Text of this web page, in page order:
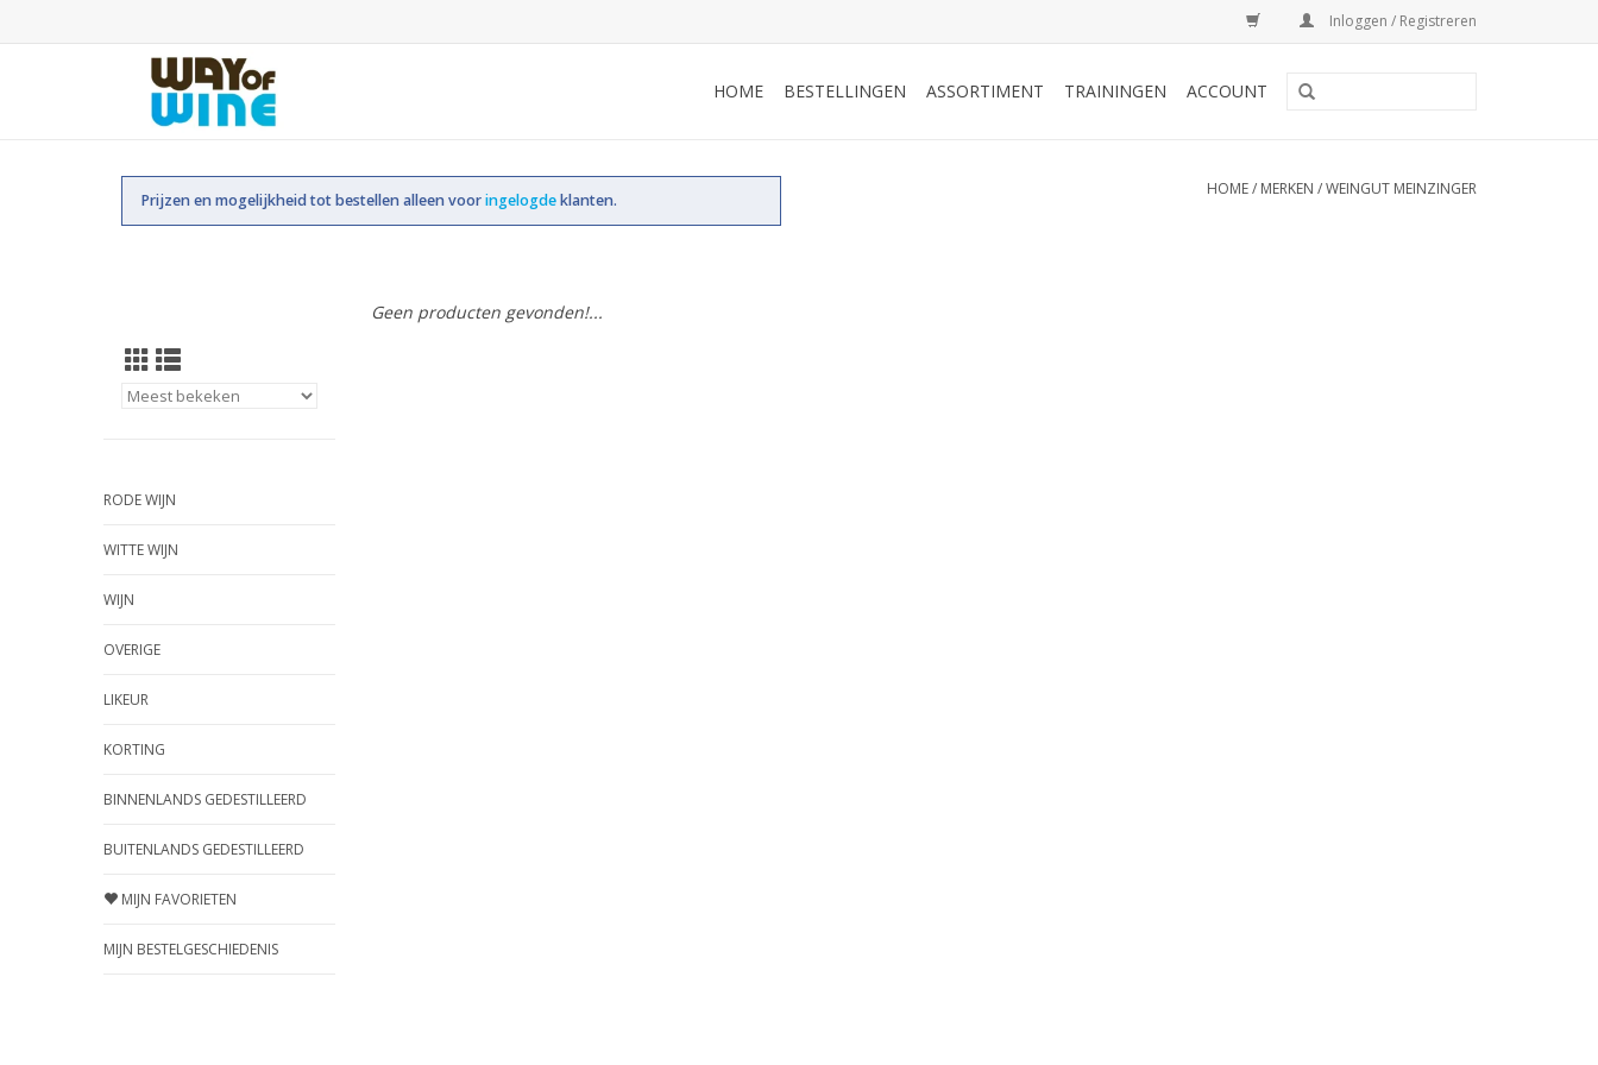
Inloggen / Registreren
HOME BESTELLINGEN ASSORTIMENT TRAININGEN ACCOUNT
Prijzen en mogelijkheid tot bestellen alleen vooringelogdeklanten.
HOME/ MERKEN /WEINGUT MEINZINGER
RODE WIJN
WITTE WIJN
WIJN
OVERIGE
LIKEUR
KORTING
BINNENLANDS GEDESTILLEERD
BUITENLANDS GEDESTILLEERD
MIJN FAVORIETEN
MIJN BESTELGESCHIEDENIS
Geen producten gevonden!...